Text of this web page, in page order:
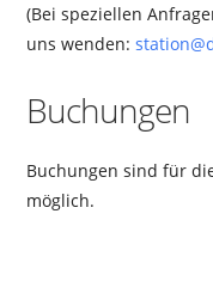
(Bei speziellen
uns wenden:
Buchungen
Buchungen sind für
möglich.